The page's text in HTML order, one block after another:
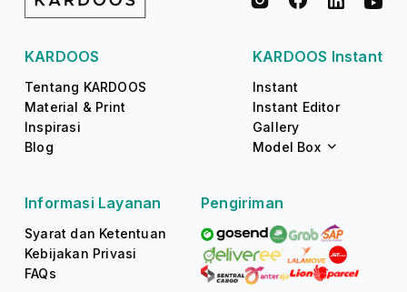
KARDOOS
Tentang KARDOOS
Material & Print
Inspirasi
Blog
KARDOOS Instant
Instant
Instant Editor
Gallery
Model Box
Informasi Layanan
Syarat dan Ketentuan
Kebijakan Privasi
FAQs
Pengiriman